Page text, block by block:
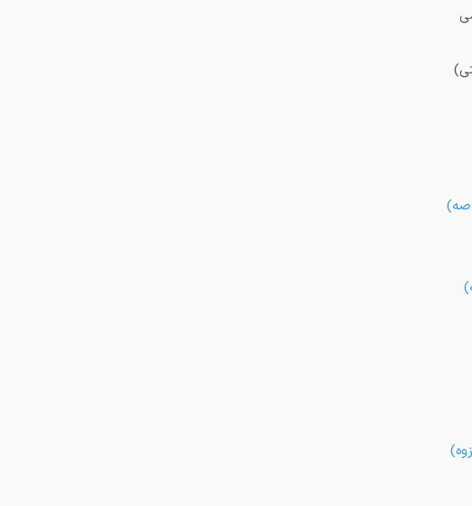
)
)
)